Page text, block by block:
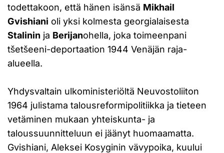
todettakoon, että hänen isänsä Mikhail
Gvishiani oli yksi kolmesta georgialaisesta
Stalinin ja Berijanohella, joka toimeenpani
tšetšeeni-deportaation 1944 Venäjän raja-
alueella.
Yhdysvaltain ulkoministeriöltä Neuvostoliiton
1964 julistama talousreformipolitiikka ja tieteen
vetäminen mukaan yhteiskunta- ja
taloussuunnitteluun ei jäänyt huomaamatta.
Gvishiani, Aleksei Kosyginin vävypoika, kuului